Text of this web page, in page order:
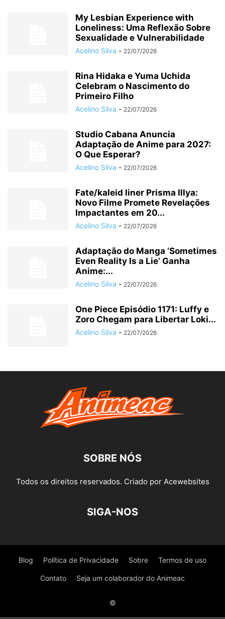
My Lesbian Experience with
Loneliness: Uma Reflexão Sobre
Sexualidade e Vulnerabilidade
Acelino Silva - 22/07/2026
Rina Hidaka e Yuma Uchida
Celebram o Nascimento do
Primeiro Filho
Acelino Silva - 22/07/2026
Studio Cabana Anuncia
Adaptação de Anime para 2027:
O Que Esperar?
Acelino Silva - 22/07/2026
Fate/kaleid liner Prisma Illya:
Novo Filme Promete Revelações
Impactantes em 20...
Acelino Silva - 22/07/2026
Adaptação do Manga ‘Sometimes
Even Reality Is a Lie’ Ganha
Anime:...
Acelino Silva - 22/07/2026
One Piece Episódio 1171: Luffy e
Zoro Chegam para Libertar Loki...
Acelino Silva - 22/07/2026
SOBRE NÓS
Todos os direitos reservados. Criado por Acewebsites
SIGA-NOS
Blog Política de Privacidade Sobre Termos de uso
Contato Seja um colaborador do Animeac
©